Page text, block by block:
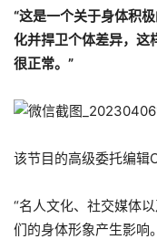
“这是一个关于身体积
化并捍卫个体差异，这
很正常。”
该节目的高级委托编辑
“名人文化、社交媒体
们的身体形象产生影响